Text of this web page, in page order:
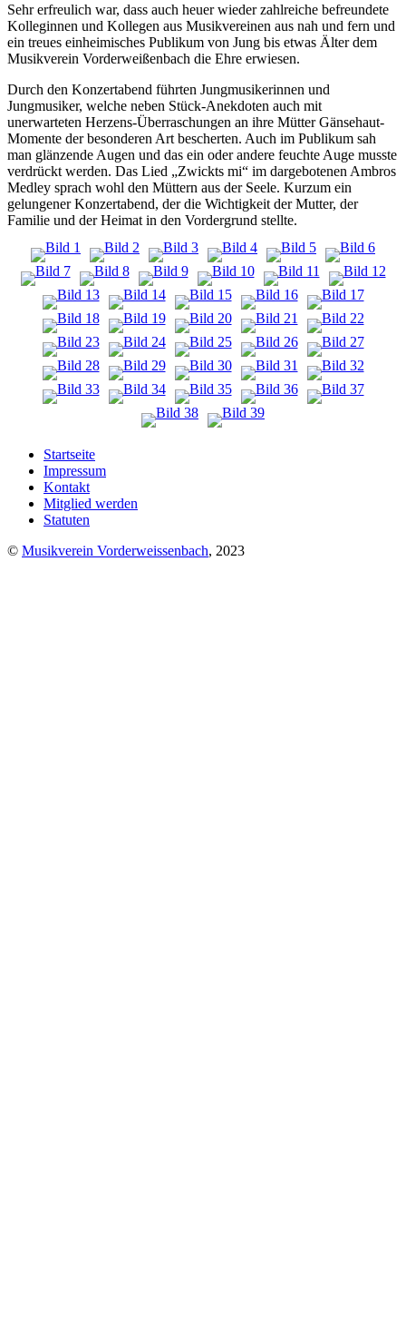
Sehr erfreulich war, dass auch heuer wieder zahlreiche befreundete
Kolleginnen und Kollegen aus Musikvereinen aus nah und fern und
ein treues einheimisches Publikum von Jung bis etwas Älter dem
Musikverein Vorderweißenbach die Ehre erwiesen.
Durch den Konzertabend führten Jungmusikerinnen und
Jungmusiker, welche neben Stück-Anekdoten auch mit
unerwarteten Herzens-Überraschungen an ihre Mütter Gänsehaut-
Momente der besonderen Art bescherten. Auch im Publikum sah
man glänzende Augen und das ein oder andere feuchte Auge musste
verdrückt werden. Das Lied „Zwickts mi“ im dargebotenen Ambros
Medley sprach wohl den Müttern aus der Seele. Kurzum ein
gelungener Konzertabend, der die Wichtigkeit der Mutter, der
Familie und der Heimat in den Vordergrund stellte.
Startseite
Impressum
Kontakt
Mitglied werden
Statuten
© Musikverein Vorderweissenbach, 2023